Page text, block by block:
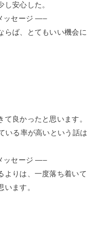
安心した。
ッセージ —–
らば、とてもいい機会に
良かったと思います。
いる率が高いという話は
ッセージ —–
よりは、一度落ち着いて
ます。